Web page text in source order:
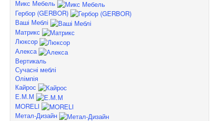
Микс Мебель
Гербор (GERBOR)
Ваші Меблі
Матрикс
Люксор
Алекса
Вертикаль
Сучасні меблі
Олімпія
Кайрос
Е.М.М
MORELI
Метал-Дизайн